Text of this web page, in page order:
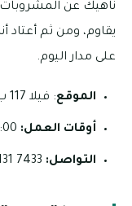
ناهيك عن المشروبات
يقاوم، ومن ثم أعتاد
على مدار اليوم.
الموقع: فيلا 117 ب، قرب مركز الشاطئ، جميرا 1
أوقات العمل:
التواصل: 7433 131 055.